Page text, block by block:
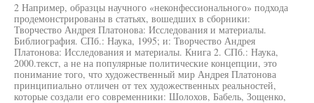
2 Например, образцы научного «неконфессионального» подхода
продемонстрированы в статьях, вошедших в сборники:
Творчество Андрея Платонова: Исследования и материалы.
Библиография. СПб.: Наука, 1995; и: Творчество Андрея
Платонова: Исследования и материалы. Книга 2. СПб.: Наука,
2000.текст, а не на популярные политические концепции, это
понимание того, что художественный мир Андрея Платонова
принципиально отличен от тех художественных реальностей,
которые создали его современники: Шолохов, Бабель, Зощенко,